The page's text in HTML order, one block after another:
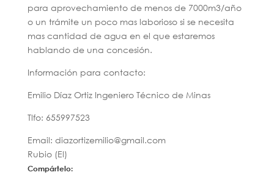
para aprovechamiento de menos de 7000m3/año
o un trámite un poco mas laborioso si se necesita
mas cantidad de agua en el que estaremos
hablando de una concesión.
Información para contacto:
Emilio Díaz Ortiz Ingeniero Técnico de Minas
Tlfo: 655997523
Email: diazortizemilio@gmail.com
Rubio (El)
Compártelo: